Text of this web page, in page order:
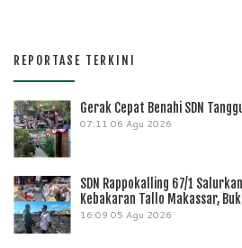
REPORTASE TERKINI
Gerak Cepat Benahi SDN
07:11 06 Agu 2026
SDN Rappokalling 67/1
Kebakaran Tallo Makassar,
16:09 05 Agu 2026